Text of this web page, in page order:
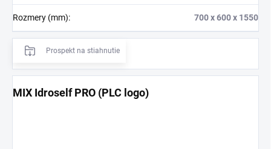
Rozmery (mm): 700 x 600 x 1550
Prospekt na stiahnutie
MIX Idroself PRO (PLC logo)